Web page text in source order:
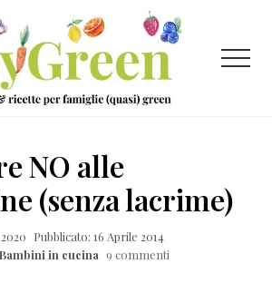
Menu
NO alle
(senza lacrime)
Pubblicato: 16 Aprile 2014
in cucina 9 commenti